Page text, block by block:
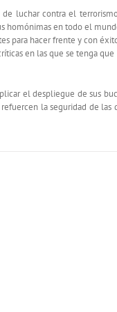
luchar contra el
homónimas en todo el
para hacer frente y con
en las que se tenga
el despliegue de sus
la seguridad de las